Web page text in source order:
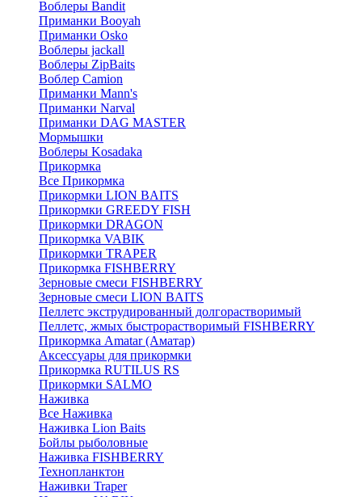
Воблеры Bandit
Приманки Booyah
Приманки Osko
Воблеры jackall
Воблеры ZipBaits
Воблер Camion
Приманки Mann's
Приманки Narval
Приманки DAG MASTER
Мормышки
Воблеры Kosadaka
Прикормка
Все Прикормка
Прикормки LION BAITS
Прикормки GREEDY FISH
Прикормки DRAGON
Прикормка VABIK
Прикормки TRAPER
Прикормка FISHBERRY
Зерновые смеси FISHBERRY
Зерновые смеси LION BAITS
Пеллетс экструдированный долгорастворимый
Пеллетс, жмых быстрорастворимый FISHBERRY
Прикормка Amatar (Аматар)
Аксессуары для прикормки
Прикормка RUTILUS RS
Прикормки SALMO
Наживка
Все Наживка
Наживка Lion Baits
Бойлы рыболовные
Наживка FISHBERRY
Технопланктон
Наживки Traper